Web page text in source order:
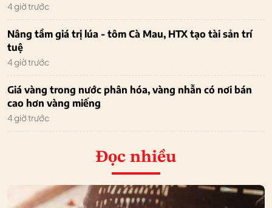
4 giờ trước
Nâng tầm giá trị lúa - tôm Cà Mau, HTX tạo tài sản trí
tuệ
4 giờ trước
Giá vàng trong nước phân hóa, vàng nhẫn có nơi bán
cao hơn vàng miếng
4 giờ trước
Đọc nhiều